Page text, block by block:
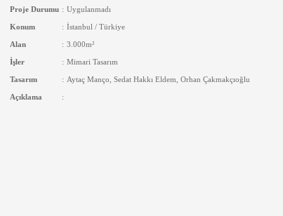
Proje Durumu : Uygulanmadı
Konum : İstanbul / Türkiye
Alan : 3.000m²
İşler : Mimari Tasarım
Tasarım : Aytaç Manço, Sedat Hakkı Eldem, Orhan Çakmakçıoğlu
Açıklama :